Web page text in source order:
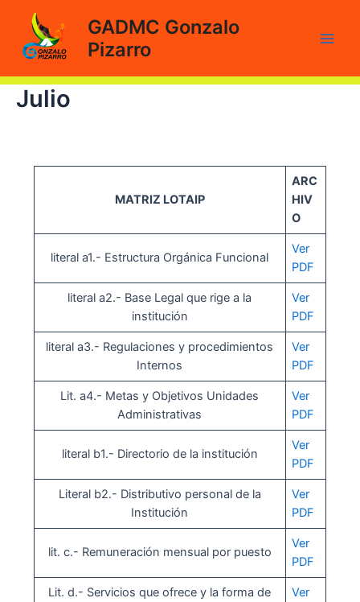
contenido
GADMC Gonzalo
Pizarro
Julio
MATRIZ LOTAIP
ARC
HIV
O
literal a1.- Estructura Orgánica Funcional
Ver
PDF
literal a2.- Base Legal que rige a la
institución
Ver
PDF
literal a3.- Regulaciones y procedimientos
Internos
Ver
PDF
Lit. a4.- Metas y Objetivos Unidades
Administrativas
Ver
PDF
literal b1.- Directorio de la institución
Ver
PDF
Literal b2.- Distributivo personal de la
Institución
Ver
PDF
lit. c.- Remuneración mensual por puesto
Ver
PDF
Lit. d.- Servicios que ofrece y la forma de
Ver